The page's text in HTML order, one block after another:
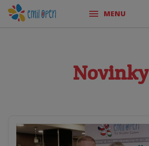
MENU
Novinky